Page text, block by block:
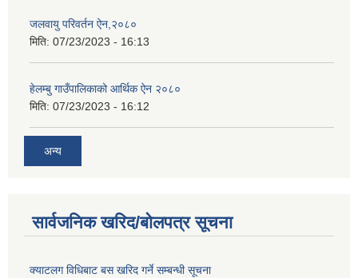
जलवायु परिवर्तन ऐन,२०८०
मिति: 07/23/2023 - 16:13
हेलम्बु गाउँपालिकाको आर्थिक ऐन २०८०
मिति: 07/23/2023 - 16:12
अन्य
सार्वजनिक खरिद/बोलपत्र सूचना
क्याटलग विधिबाट बस खरिद गर्ने सम्बन्धी सूचना